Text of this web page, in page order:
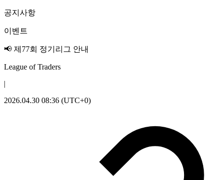
공지사항
이벤트
📢 제77회 정기리그 안내
League of Traders
|
2026.04.30 08:36 (UTC+0)